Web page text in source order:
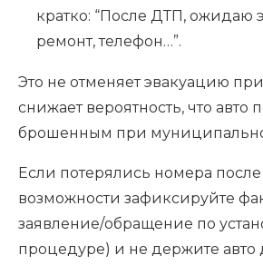
кратко: “После ДТП, ожидаю
ремонт, телефон…”.
Это не отменяет эвакуацию
снижает вероятность, что авто
брошенным при
Если потерялись номера
возможности зафиксируйте
заявление/обращение по
процедуре) и не держите авто